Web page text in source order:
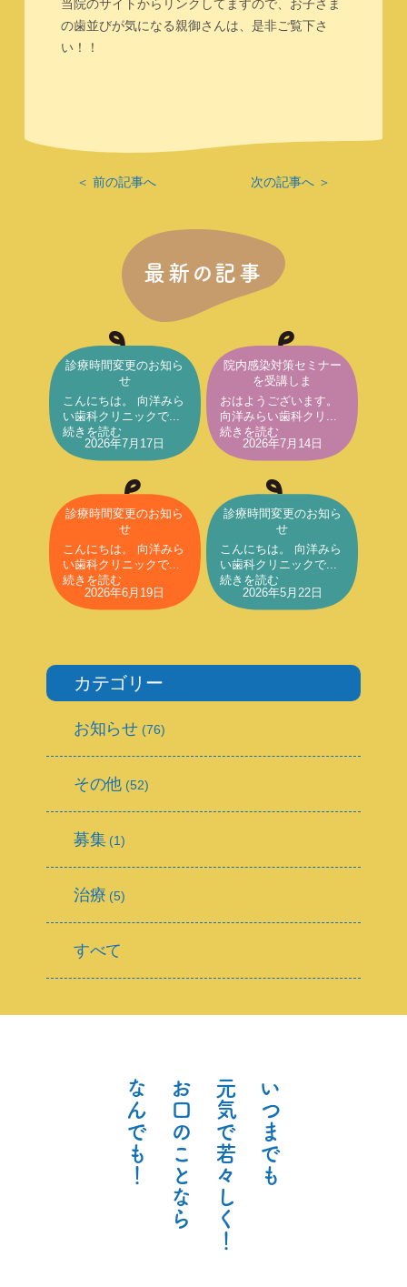
当院のサイトからリンクしてますので、お子さま
の歯並びが気になる親御さんは、是非ご覧下さ
い！！
＜ 前の記事へ 次の記事へ ＞
最新の記事
診療時間変更のお知ら
せ
こんにちは。 向洋みら
い歯科クリニックで...
続きを読む
2026年7月17日
院内感染対策セミナー
を受講しま
おはようございます。
向洋みらい歯科クリ...
続きを読む
2026年7月14日
診療時間変更のお知ら
せ
こんにちは。 向洋みら
い歯科クリニックで...
続きを読む
2026年6月19日
診療時間変更のお知ら
せ
こんにちは。 向洋みら
い歯科クリニックで...
続きを読む
2026年5月22日
カテゴリー
お知らせ (76)
その他 (52)
募集(1)
治療 (5)
すべて
い
つ
ま
で
も
元
気
で
若
々
し
く
！
お
口
の
こ
と
な
ら
な
ん
で
も
！